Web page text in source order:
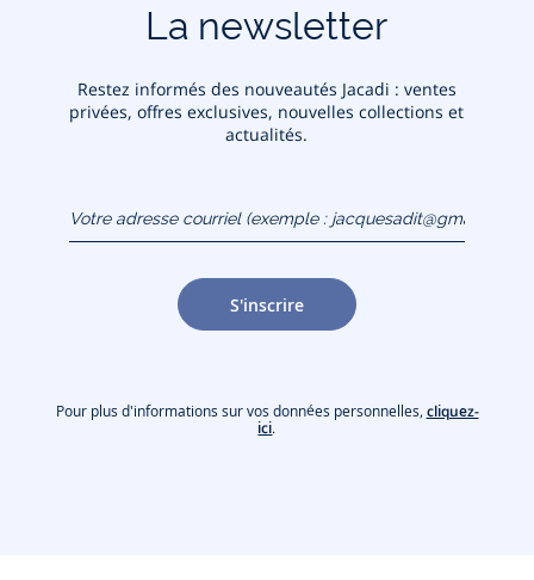
La newsletter
Restez informés des nouveautés Jacadi : ventes
privées, offres exclusives, nouvelles collections et
actualités.
(exemple :
jacquesadit@gmail.com)
S'inscrire
Pour plus d'informations sur vos données personnelles, cliquez-
ici.